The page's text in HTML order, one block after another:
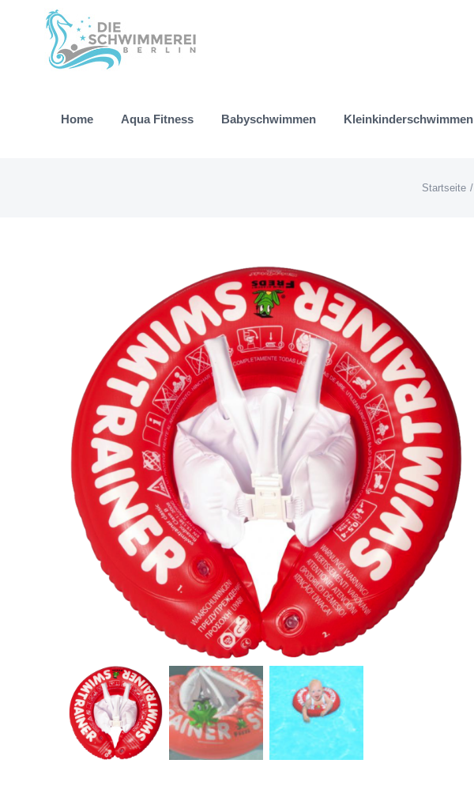
springen
Home Aqua Fitness Babyschwimmen Kleinkinderschwimmen
Startseite